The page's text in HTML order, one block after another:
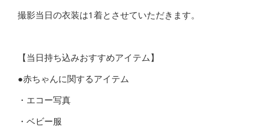
撮影当日の衣装は1着とさせていただきます。
【当日持ち込みおすすめアイテム】
●赤ちゃんに関するアイテム
・エコー写真
・ベビー服